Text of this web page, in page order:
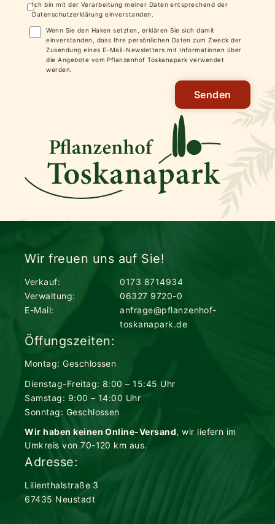
Ich bin mit der Verarbeitung meiner Daten entsprechend der
Datenschutzerklärung einverstanden.
Wenn Sie den Haken setzten, erklären Sie sich damit
einverstanden, dass Ihre persönlichen Daten zum Zweck der
Zusendung eines E-Mail-Newsletters mit Informationen über
die Angebote vom Pflanzenhof Toskanapark verwendet
werden.
Senden
Wir freuen uns auf Sie!
Verkauf:
0173 8714934
Verwaltung:
06327 9720-0
E-Mail:
anfrage@pflanzenhof-
toskanapark.de
Öffungszeiten:
Montag: Geschlossen
Dienstag-Freitag: 8:00 – 15:45 Uhr
Samstag: 9:00 – 14:00 Uhr
Sonntag: Geschlossen
Wir haben keinen Online-Versand, wir liefern im
Umkreis von 70-120 km aus.
Adresse:
Lilienthalstraße 3
67435 Neustadt